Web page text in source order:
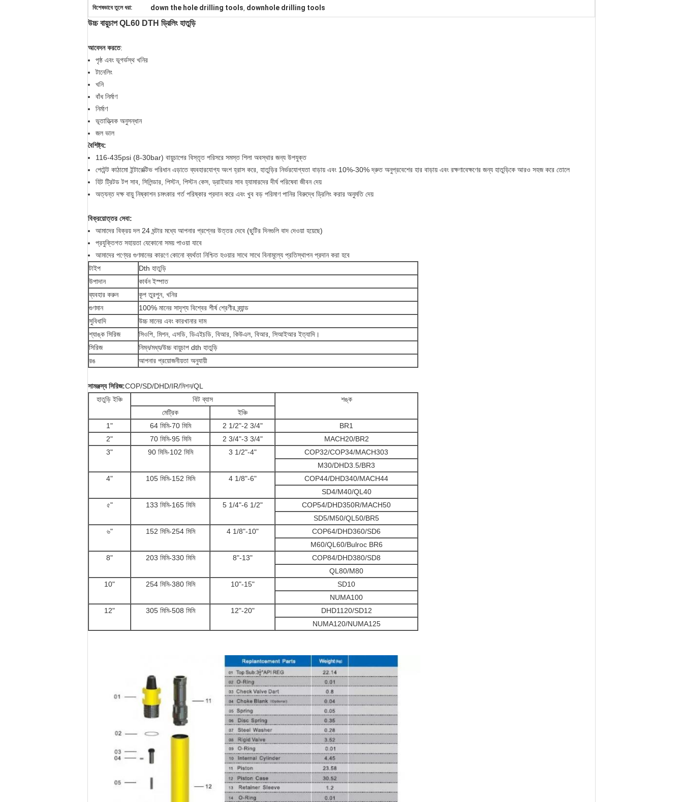
বিশেষভাবে তুলে ধরা: down the hole drilling tools, downhole drilling tools
উচ্চ বায়ুচাপ QL60 DTH ড্রিলিং হাতুড়ি
আবেদন করতে:
পৃষ্ঠ এবং ভূগর্ভস্থ খনির
টানেলিং
খনি
বাঁধ নির্মাণ
নির্মাণ
ভূতাত্ত্বিক অনুসন্ধান
জল ভাল
বৈশিষ্ট্য:
116-435psi (8-30bar) বায়ুচাপের বিস্তৃত পরিসরে সমস্ত শিলা অবস্থার জন্য উপযুক্ত
পেটেন্ট কাঠামো ইন্টারেক্টিভ পরিধান এড়াতে ব্যবহারযোগ্য অংশ হ্রাস করে, হাতুড়ির নির্ভরযোগ্যতা বাড়ায় এবং 10%-30% দ্রুত অনুপ্রবেশের হার বাড়ায় এবং রক্ষণাবেক্ষণের জন্য হাতুড়িকে আরও সহজ করে তোলে
হিট ট্রিটড টপ সাব, সিলিন্ডার, পিস্টন, পিস্টন কেস, ড্রাইভার সাব হ্যামারদের দীর্ঘ পরিষেবা জীবন দেয়
অত্যন্ত দক্ষ বায়ু নিষ্কাশন চমৎকার গর্ত পরিষ্কার প্রদান করে এবং খুব বড় পরিমাণ পানির বিরুদ্ধে ড্রিলিং করার অনুমতি দেয়
বিক্রয়োত্তর সেবা:
আমাদের বিক্রয় দল 24 ঘন্টার মধ্যে আপনার প্রশ্নের উত্তর দেবে (ছুটির দিনগুলি বাদ দেওয়া হয়েছে)
প্রযুক্তিগত সহায়তা যেকোনো সময় পাওয়া যাবে
আমাদের পণ্যের গুণমানের কারণে কোনো ব্যর্থতা নিশ্চিত হওয়ার সাথে সাথে বিনামূল্যে প্রতিস্থাপন প্রদান করা হবে
টাইপ
Dth হাতুড়ি
উপাদান
কার্বন ইস্পাত
ব্যবহার করুন
কূপ তুরপুন, খনির
গুণমান
100% মানের সাদৃশ্য বিশ্বের শীর্ষ শ্রেণীর ব্র্যান্ড
সুবিধাদি
উচ্চ মানের এবং কারখানার দাম
শ্যাঙ্ক সিরিজ
সিওপি, মিশন, এসডি, ডিএইচডি, বিআর, কিউএল, বিআর, সিআইআর ইত্যাদি।
সিরিজ
নিম্ন/মধ্য/উচ্চ বায়ুচাপ dth হাতুড়ি
রঙ
আপনার প্রয়োজনীয়তা অনুযায়ী
সামঞ্জস্য সিরিজ:COP/SD/DHD/IR/মিশন/QL
হাতুড়ি ইঞ্চি
বিট ব্যাস
শঙ্ক
মেট্রিক
ইঞ্চি
1"
64 মিমি-70 মিমি 2 1/2"-2 3/4"
BR1
2"
70 মিমি-95 মিমি 2 3/4"-3 3/4"
MACH20/BR2
3"
90 মিমি-102 মিমি 3 1/2"-4"
COP32/COP34/MACH303
M30/DHD3.5/BR3
4"
105 মিমি-152 মিমি 4 1/8"-6"
COP44/DHD340/MACH44
SD4/M40/QL40
৫"
133 মিমি-165 মিমি 5 1/4"-6 1/2"
COP54/DHD350R/MACH50
SD5/M50/QL50/BR5
৬"
152 মিমি-254 মিমি 4 1/8"-10"
COP64/DHD360/SD6
M60/QL60/Bulroc BR6
8"
203 মিমি-330 মিমি 8"-13"
COP84/DHD380/SD8
QL80/M80
10"
254 মিমি-380 মিমি 10"-15"
SD10
NUMA100
12"
305 মিমি-508 মিমি 12"-20"
DHD1120/SD12
NUMA120/NUMA125